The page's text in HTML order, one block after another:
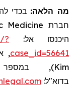
מה הלאה: בכדי
חברת Medicine
היכנסו אל: ?
case_id=56641
,
Kim
בדוא"ל: